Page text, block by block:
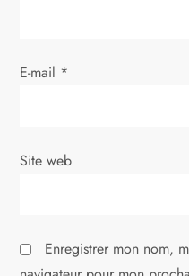
r
E-mail *
Site web
Enregistrer mon nom,